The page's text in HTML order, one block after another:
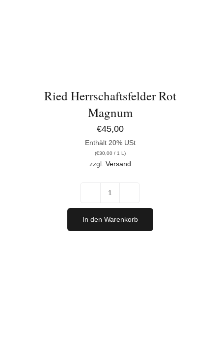
Ried Herrschaftsfelder Rot
Magnum
€45,00
Enthält 20% USt
(€30,00/ 1 L)
zzgl. Versand
Herrschaftsfelder
Rot
In den Warenkorb